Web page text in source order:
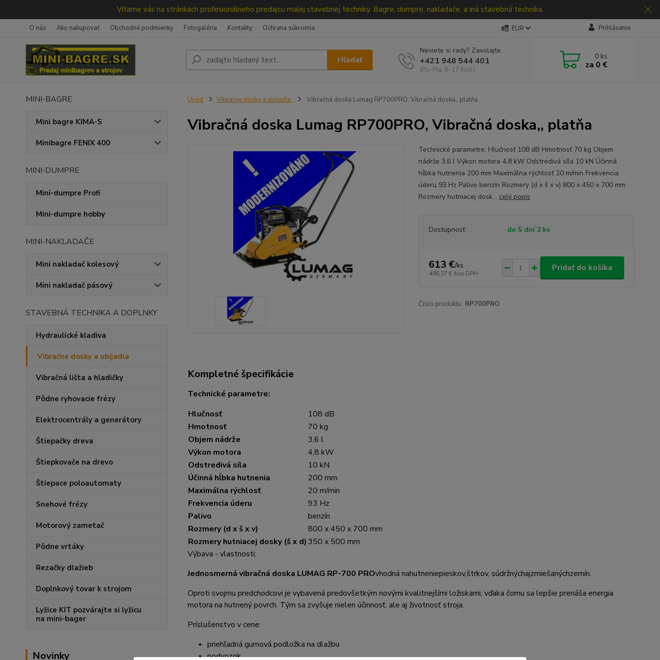
Vítame vás na stránkach profesionálneho predajcu malej stavebnej techniky. Bagre, dumpre, nakladače, a iná stavebná technika.
O nás Ako nakupovať Obchodné podmienky Fotogaléria Kontakty Ochrana súkromia EUR Prihlásenie
Hľadať
Neviete si rady? Zavolajte.
+421 948 544 401
(Po-Pia, 8-17 hod.)
0 ks
za 0 €
MINI-BAGRE
Mini bagre KIMA-S
Minibagre FENIX 400
MINI-DUMPRE
Mini-dumpre Profi
Mini-dumpre hobby
MINI-NAKLADAČE
Mini nakladač kolesový
Mini nakladač pásový
STAVEBNÁ TECHNIKA A DOPLNKY
Hydraulické kladiva
Vibračne dosky a ubíjadla
Vibračná lišta a hladičky
Pôdne ryhovacie frézy
Elektrocentrály a generátory
Štiepačky dreva
Štiepkovače na drevo
Štiepace poloautomaty
Snehové frézy
Motorový zametač
Pôdne vrtáky
Rezačky dlažieb
Doplnkový tovar k strojom
Lyžice KIT pozvárajte si lyžicu
na mini-bager
Novinky
Úvod Vibračne dosky a ubíjadla Vibračná doska Lumag RP700PRO, Vibračná doska,, platňa
Vibračná doska Lumag RP700PRO, Vibračná doska,, platňa
Technické parametre: Hlučnosť 108 dB Hmotnosť 70 kg Objem
nádrže 3,6 l Výkon motora 4,8 kW Odstredivá síla 10 kN Účinná
hĺbka hutnenia 200 mm Maximálna rýchlosť 20 m/min Frekvencia
úderu 93 Hz Palivo benzín Rozmery (d x š x v) 800 x 450 x 700 mm
Rozmery hutniacej dosk... celý popis
Dostupnosť do 5 dní 2 ks
613 €/ks
498,37 € bez DPH
Pridať do košíka
Číslo produktu: RP700PRO
Kompletné špecifikácie
Technické parametre:
Hlučnosť
108 dB
Hmotnosť
70 kg
Objem nádrže
3,6 l
Výkon motora
4,8 kW
Odstredivá síla
10 kN
Účinná hĺbka hutnenia
200 mm
Maximálna rýchlosť
20 m/min
Frekvencia úderu
93 Hz
Palivo
benzín
Rozmery (d x š x v)
800 x 450 x 700 mm
Rozmery hutniacej dosky (š x d) 350 x 500 mm
Výbava - vlastnosti:
Jednosmerná vibračná doska LUMAG RP-700 PROvhodná nahutneniepieskov,štrkov, súdržnýchajzmiešanýchzemín.
Oproti svojmu predchodcovi je vybavená predovšetkým novými kvalitnejšími ložiskami, vďaka čomu sa lepšie prenáša energia
motora na hutnený povrch. Tým sa zvyšuje nielen účinnosť, ale aj životnosť stroja.
Príslušenstvo v cene:
priehľadná gumová podložka na dlažbu
podvozok